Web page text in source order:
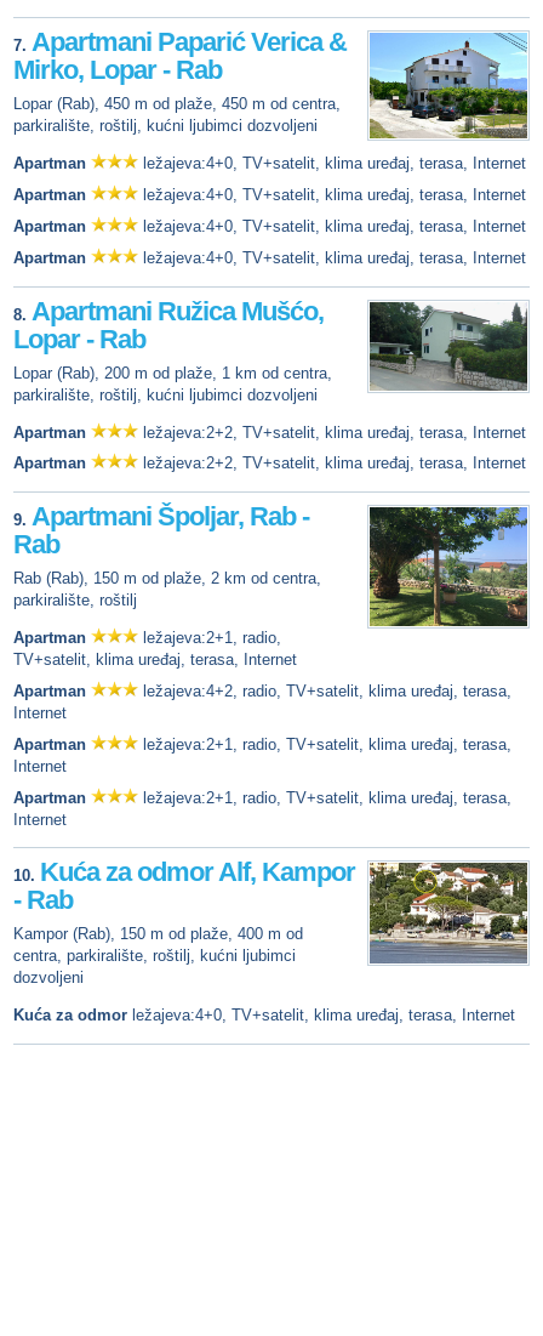
7. Apartmani Paparić Verica &
Mirko, Lopar - Rab
Lopar (Rab), 450 m od plaže, 450 m od centra,
parkiralište, roštilj, kućni ljubimci dozvoljeni
Apartman
ležajeva:4+0, TV+satelit, klima uređaj, terasa, Internet
Apartman
ležajeva:4+0, TV+satelit, klima uređaj, terasa, Internet
Apartman
ležajeva:4+0, TV+satelit, klima uređaj, terasa, Internet
Apartman
ležajeva:4+0, TV+satelit, klima uređaj, terasa, Internet
8. Apartmani Ružica Mušćo,
Lopar - Rab
Lopar (Rab), 200 m od plaže, 1 km od centra,
parkiralište, roštilj, kućni ljubimci dozvoljeni
Apartman
ležajeva:2+2, TV+satelit, klima uređaj, terasa, Internet
Apartman
ležajeva:2+2, TV+satelit, klima uređaj, terasa, Internet
9. Apartmani Špoljar, Rab -
Rab
Rab (Rab), 150 m od plaže, 2 km od centra,
parkiralište, roštilj
Apartman
ležajeva:2+1, radio,
TV+satelit, klima uređaj, terasa, Internet
Apartman
ležajeva:4+2, radio, TV+satelit, klima uređaj, terasa,
Internet
Apartman
ležajeva:2+1, radio, TV+satelit, klima uređaj, terasa,
Internet
Apartman
ležajeva:2+1, radio, TV+satelit, klima uređaj, terasa,
Internet
10. Kuća za odmor Alf, Kampor
- Rab
Kampor (Rab), 150 m od plaže, 400 m od
centra, parkiralište, roštilj, kućni ljubimci
dozvoljeni
Kuća za odmor ležajeva:4+0, TV+satelit, klima uređaj, terasa, Internet